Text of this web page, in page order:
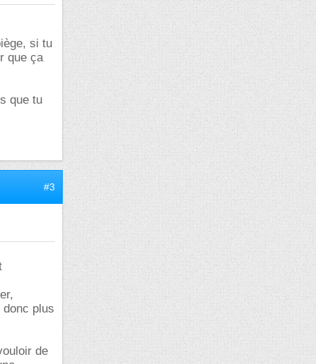
si tu
que ça
que tu
#3
plus
de